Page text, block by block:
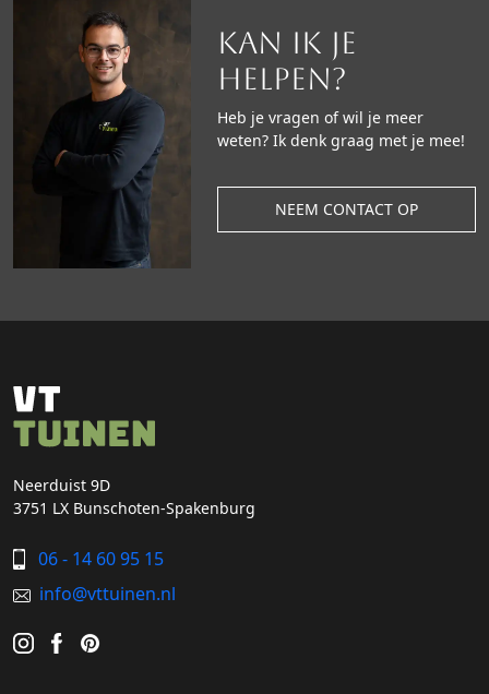
Kan ik je
helpen?
Heb je vragen of wil je meer
weten? Ik denk graag met je mee!
NEEM CONTACT OP
Neerduist 9D
3751 LX Bunschoten-Spakenburg
06 - 14 60 95 15
info@vttuinen.nl